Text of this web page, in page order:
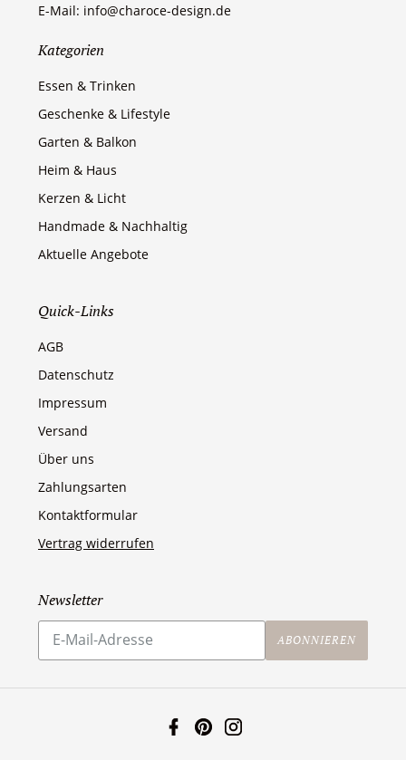
E-Mail: info@charoce-design.de
Kategorien
Essen & Trinken
Geschenke & Lifestyle
Garten & Balkon
Heim & Haus
Kerzen & Licht
Handmade & Nachhaltig
Aktuelle Angebote
Quick-Links
AGB
Datenschutz
Impressum
Versand
Über uns
Zahlungsarten
Kontaktformular
Vertrag widerrufen
Newsletter
Abonnieren
unsere
ABONNIEREN
FacebookPinterest